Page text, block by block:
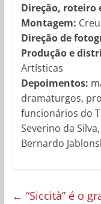
Direção, roteiro
Montagem:
Direção de
Produção e
Artísticas
Depoimentos:
dramaturgos,
funcionários do
Severino da
Bernardo
← “Siccità” é o